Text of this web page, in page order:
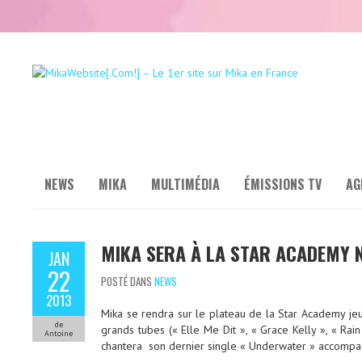
NEWS MIKA MULTIMÉDIA ÉMISSIONS TV
JAN
22
2013
de
Antoine
MIKA SERA À LA STAR ACADEMY
POSTÉ DANS NEWS
Mika se rendra sur le plateau de la Star Academy
grands tubes (« Elle Me Dit », « Grace Kelly », «
chantera son dernier single « Underwater »